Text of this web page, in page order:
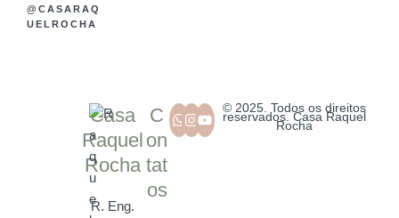
@CASARAQ
UELROCHA
Casa
Raquel
Rocha
R. Eng.
C
on
tat
os
© 2025. Todos os direitos
reservados. Casa Raquel
Rocha